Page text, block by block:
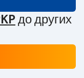
до других